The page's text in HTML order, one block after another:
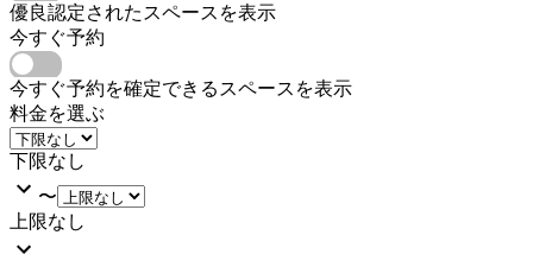
優良認定されたスペースを表示
今すぐ予約
今すぐ予約を確定できるスペースを表示
料金を選ぶ
下限なし
〜
上限なし